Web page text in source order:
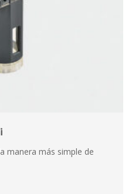
manera más simple de